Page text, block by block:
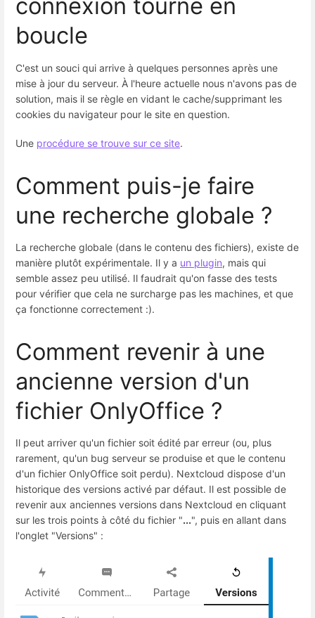
connexion tourne en
boucle
C'est un souci qui arrive à quelques personnes après une
mise à jour du serveur. À l'heure actuelle nous n'avons pas de
solution, mais il se règle en vidant le cache/supprimant les
cookies du navigateur pour le site en question.
Une procédure se trouve sur ce site.
Comment puis-je faire
une recherche globale ?
La recherche globale (dans le contenu des fichiers), existe de
manière plutôt expérimentale. Il y a un plugin, mais qui
semble assez peu utilisé. Il faudrait qu'on fasse des tests
pour vérifier que cela ne surcharge pas les machines, et que
ça fonctionne correctement :).
Comment revenir à une
ancienne version d'un
fichier OnlyOffice ?
Il peut arriver qu'un fichier soit édité par erreur (ou, plus
rarement, qu'un bug serveur se produise et que le contenu
d'un fichier OnlyOffice soit perdu). Nextcloud dispose d'un
historique des versions activé par défaut. Il est possible de
revenir aux anciennes versions dans Nextcloud en cliquant
sur les trois points à côté du fichier "...", puis en allant dans
l'onglet "Versions" :